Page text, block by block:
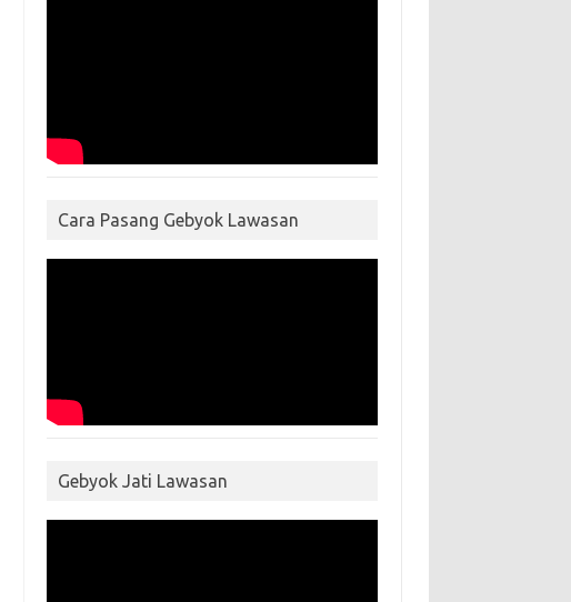
Cara Pasang Gebyok Lawasan
Gebyok Jati Lawasan